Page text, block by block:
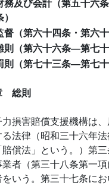
督（第六十四条・第六十
則（第六十六条―第七十
則（第七十三条―第七十
総則
力損害賠償支援機構は
法律（昭和三十六年
償法」という。）第
業者（第三十八条第一
いう。第三十七条にお